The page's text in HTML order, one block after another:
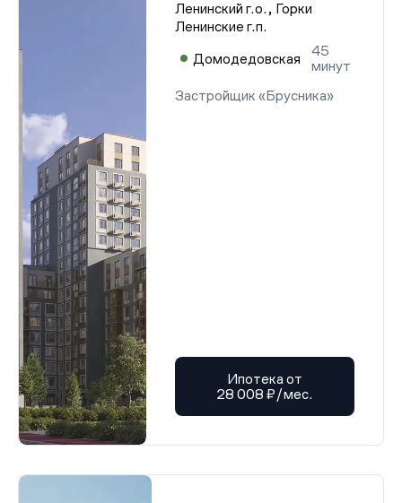
Ленинский г.о., Горки
Ленинские г.п.
Домодедовская
45
минут
Застройщик «Брусника»
Ипотека от
28 008 ₽/мес.